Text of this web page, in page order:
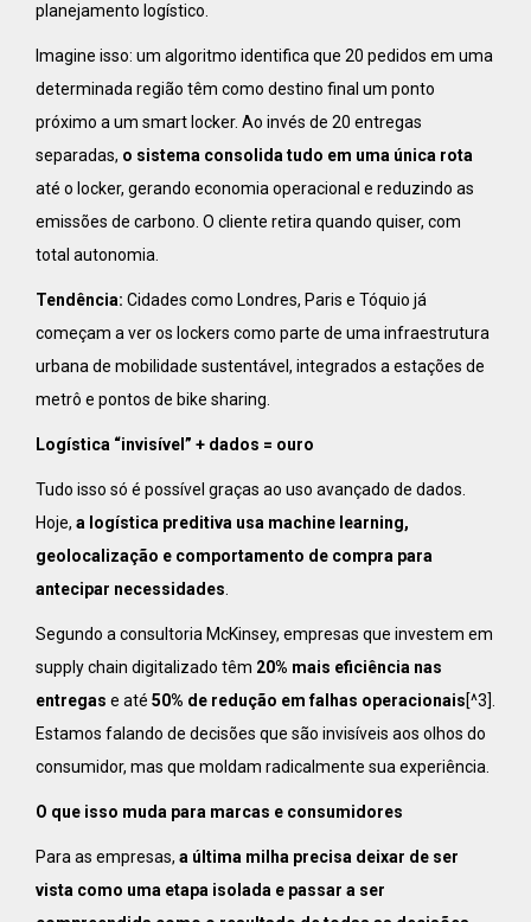
planejamento logístico.
Imagine isso: um algoritmo identifica que 20 pedidos em uma
determinada região têm como destino final um ponto
próximo a um smart locker. Ao invés de 20 entregas
separadas, o sistema consolida tudo em uma única rota
até o locker, gerando economia operacional e reduzindo as
emissões de carbono. O cliente retira quando quiser, com
total autonomia.
Tendência: Cidades como Londres, Paris e Tóquio já
começam a ver os lockers como parte de uma infraestrutura
urbana de mobilidade sustentável, integrados a estações de
metrô e pontos de bike sharing.
Logística “invisível” + dados = ouro
Tudo isso só é possível graças ao uso avançado de dados.
Hoje, a logística preditiva usa machine learning,
geolocalização e comportamento de compra para
antecipar necessidades.
Segundo a consultoria McKinsey, empresas que investem em
supply chain digitalizado têm 20% mais eficiência nas
entregas e até 50% de redução em falhas operacionais[^3].
Estamos falando de decisões que são invisíveis aos olhos do
consumidor, mas que moldam radicalmente sua experiência.
O que isso muda para marcas e consumidores
Para as empresas, a última milha precisa deixar de ser
vista como uma etapa isolada e passar a ser